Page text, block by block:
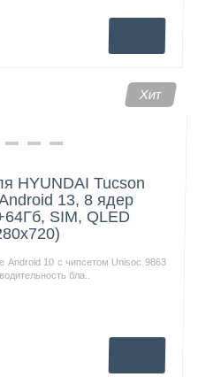
Хит
HYUNDAI Tucson
13, 8 ядер
SIM, QLED
Android 10 с чипсетом Unisoc 9863
бла..